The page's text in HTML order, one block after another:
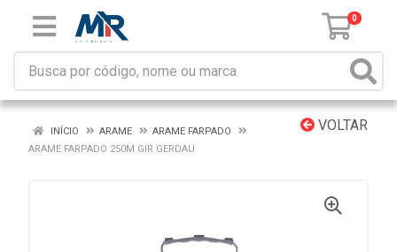
0
VOLTAR
INÍCIO ARAME
ARAME FARPADO
ARAME FARPADO 250M GIR GERDAU